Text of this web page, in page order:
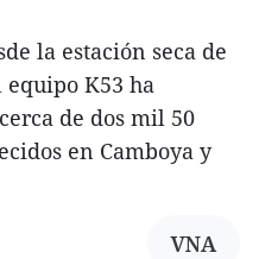
la estación seca de
equipo K53 ha
de dos mil 50
en Camboya y
VNA